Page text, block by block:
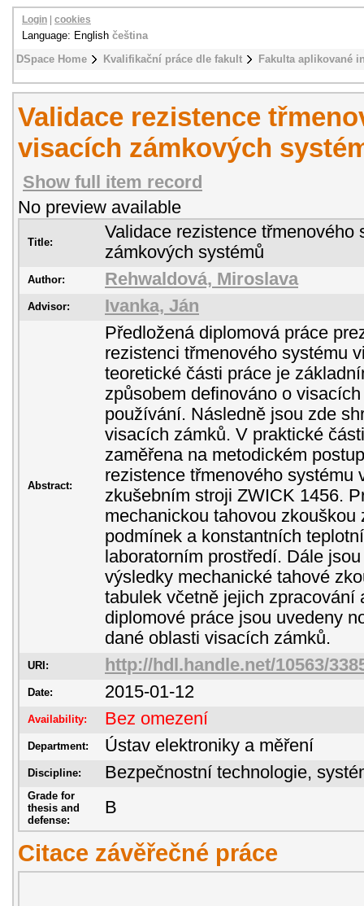
DSpace Home Kvalifikační práce dle fakult Fakulta aplikované
Login cookies
Language: English čeština
Validace rezistence
visacích zámkových
Show full item record
No preview available
Title:
Validace rezistence třmenového
zámkových systémů
Author: Rehwaldová, Miroslava
Advisor: Ivanka, Ján
Abstract:
Předložená diplomová práce
rezistenci třmenového systému
teoretické části práce je
způsobem definováno o
používání. Následně jsou zde
visacích zámků. V praktické
zaměřena na metodickém
rezistence třmenového systému
zkušebním stroji ZWICK 1456.
mechanickou tahovou zkouškou
podmínek a konstantních
laboratorním prostředí. Dále
výsledky mechanické tahové
tabulek včetně jejich zpracování
diplomové práce jsou uvedeny
dané oblasti visacích zámků.
URI: http://hdl.handle.net/10563/
Date: 2015-01-12
Availability: Bez omezení
Department: Ústav elektroniky a měření
Discipline: Bezpečnostní technologie,
Grade for
thesis and
defense:
B
Citace závěřečné práce